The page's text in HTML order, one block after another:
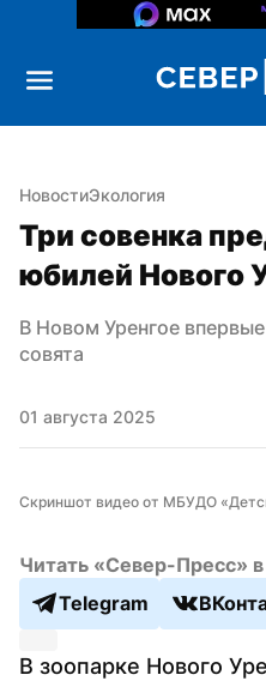
НовостиЭкология
Три совенка
юбилей Нового
В Новом Уренгое
совята
01 августа 2025
Скриншот видео от МБУДО
Читать «Север-Пресс» в
Telegram
В зоопарке Нового